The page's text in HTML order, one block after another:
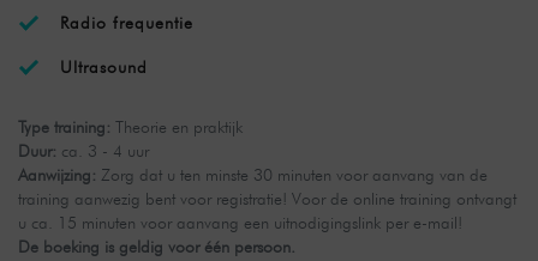
Radio frequentie
Ultrasound
Type training: Theorie en praktijk
Duur: ca. 3 - 4 uur
Aanwijzing: Zorg dat u ten minste 30 minuten voor aanvang van de
training aanwezig bent voor registratie! Voor de online training ontvangt
u ca. 15 minuten voor aanvang een uitnodigingslink per e-mail!
De boeking is geldig voor één persoon.